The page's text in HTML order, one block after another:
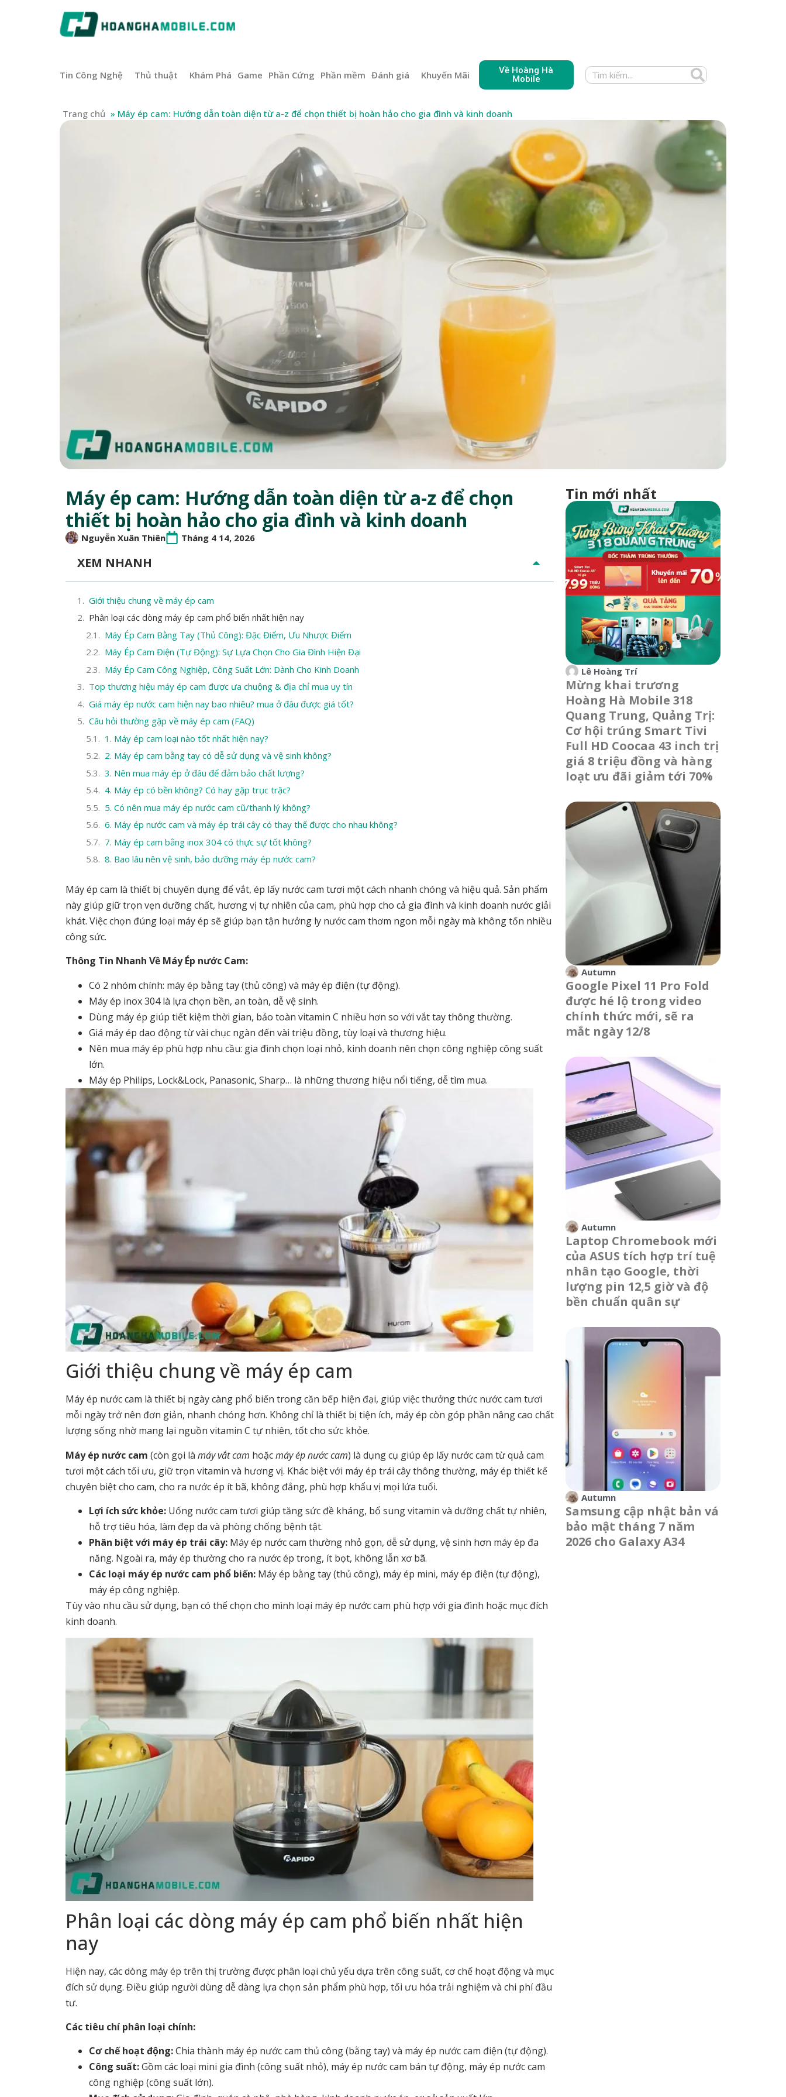
Tin Công Nghệ Thủ thuật Khám Phá Game Phần Cứng Phần mềm Đánh giá Khuyến Mãi
Về Hoàng Hà
Mobile
Trang chủ » Máy ép cam: Hướng dẫn toàn diện từ a-z để chọn thiết bị hoàn hảo cho gia đình và kinh doanh
Máy ép cam: Hướng dẫn toàn diện từ a-z để chọn
thiết bị hoàn hảo cho gia đình và kinh doanh
Nguyễn Xuân Thiên Tháng 4 14, 2026
XEM NHANH
Giới thiệu chung về máy ép cam
Phân loại các dòng máy ép cam phổ biến nhất hiện nay
Máy Ép Cam Bằng Tay (Thủ Công): Đặc Điểm, Ưu Nhược Điểm
Máy Ép Cam Điện (Tự Động): Sự Lựa Chọn Cho Gia Đình Hiện Đại
Máy Ép Cam Công Nghiệp, Công Suất Lớn: Dành Cho Kinh Doanh
Top thương hiệu máy ép cam được ưa chuộng & địa chỉ mua uy tín
Giá máy ép nước cam hiện nay bao nhiêu? mua ở đâu được giá tốt?
Câu hỏi thường gặp về máy ép cam (FAQ)
1. Máy ép cam loại nào tốt nhất hiện nay?
2. Máy ép cam bằng tay có dễ sử dụng và vệ sinh không?
3. Nên mua máy ép ở đâu để đảm bảo chất lượng?
4. Máy ép có bền không? Có hay gặp trục trặc?
5. Có nên mua máy ép nước cam cũ/thanh lý không?
6. Máy ép nước cam và máy ép trái cây có thay thế được cho nhau không?
7. Máy ép cam bằng inox 304 có thực sự tốt không?
8. Bao lâu nên vệ sinh, bảo dưỡng máy ép nước cam?
Máy ép cam là thiết bị chuyên dụng để vắt, ép lấy nước cam tươi một cách nhanh chóng và hiệu quả. Sản phẩm
này giúp giữ trọn vẹn dưỡng chất, hương vị tự nhiên của cam, phù hợp cho cả gia đình và kinh doanh nước giải
khát. Việc chọn đúng loại máy ép sẽ giúp bạn tận hưởng ly nước cam thơm ngon mỗi ngày mà không tốn nhiều
công sức.
Thông Tin Nhanh Về Máy Ép nước Cam:
Có 2 nhóm chính: máy ép bằng tay (thủ công) và máy ép điện (tự động).
Máy ép inox 304 là lựa chọn bền, an toàn, dễ vệ sinh.
Dùng máy ép giúp tiết kiệm thời gian, bảo toàn vitamin C nhiều hơn so với vắt tay thông thường.
Giá máy ép dao động từ vài chục ngàn đến vài triệu đồng, tùy loại và thương hiệu.
Nên mua máy ép phù hợp nhu cầu: gia đình chọn loại nhỏ, kinh doanh nên chọn công nghiệp công suất
lớn.
Máy ép Philips, Lock&Lock, Panasonic, Sharp… là những thương hiệu nổi tiếng, dễ tìm mua.
Giới thiệu chung về máy ép cam
Máy ép nước cam là thiết bị ngày càng phổ biến trong căn bếp hiện đại, giúp việc thưởng thức nước cam tươi
mỗi ngày trở nên đơn giản, nhanh chóng hơn. Không chỉ là thiết bị tiện ích, máy ép còn góp phần nâng cao chất
lượng sống nhờ mang lại nguồn vitamin C tự nhiên, tốt cho sức khỏe.
Máy ép nước cam (còn gọi là máy vắt cam hoặcmáy ép nước cam) là dụng cụ giúp ép lấy nước cam từ quả cam
tươi một cách tối ưu, giữ trọn vitamin và hương vị. Khác biệt với máy ép trái cây thông thường, máy ép thiết kế
chuyên biệt cho cam, cho ra nước ép ít bã, không đắng, phù hợp khẩu vị mọi lứa tuổi.
Lợi ích sức khỏe: Uống nước cam tươi giúp tăng sức đề kháng, bổ sung vitamin và dưỡng chất tự nhiên,
hỗ trợ tiêu hóa, làm đẹp da và phòng chống bệnh tật.
Phân biệt với máy ép trái cây: Máy ép nước cam thường nhỏ gọn, dễ sử dụng, vệ sinh hơn máy ép đa
năng. Ngoài ra, máy ép thường cho ra nước ép trong, ít bọt, không lẫn xơ bã.
Các loại máy ép nước cam phổ biến: Máy ép bằng tay (thủ công), máy ép mini, máy ép điện (tự động),
máy ép công nghiệp.
Tùy vào nhu cầu sử dụng, bạn có thể chọn cho mình loại máy ép nước cam phù hợp với gia đình hoặc mục đích
kinh doanh.
Phân loại các dòng máy ép cam phổ biến nhất hiện
nay
Hiện nay, các dòng máy ép trên thị trường được phân loại chủ yếu dựa trên công suất, cơ chế hoạt động và mục
đích sử dụng. Điều giúp người dùng dễ dàng lựa chọn sản phẩm phù hợp, tối ưu hóa trải nghiệm và chi phí đầu
tư.
Các tiêu chí phân loại chính:
Cơ chế hoạt động:Chia thành máy ép nước cam thủ công (bằng tay) và máy ép nước cam điện (tự động).
Công suất:Gồm các loại mini gia đình (công suất nhỏ), máy ép nước cam bán tự động, máy ép nước cam
công nghiệp (công suất lớn).
Tin mới nhất
Lê Hoàng Trí
Mừng khai trương
Hoàng Hà Mobile 318
Quang Trung, Quảng Trị:
Cơ hội trúng Smart Tivi
Full HD Coocaa 43 inch trị
giá 8 triệu đồng và hàng
loạt ưu đãi giảm tới 70%
Autumn
Google Pixel 11 Pro Fold
được hé lộ trong video
chính thức mới, sẽ ra
mắt ngày 12/8
Autumn
Laptop Chromebook mới
của ASUS tích hợp trí tuệ
nhân tạo Google, thời
lượng pin 12,5 giờ và độ
bền chuẩn quân sự
Autumn
Samsung cập nhật bản vá
bảo mật tháng 7 năm
2026 cho Galaxy A34